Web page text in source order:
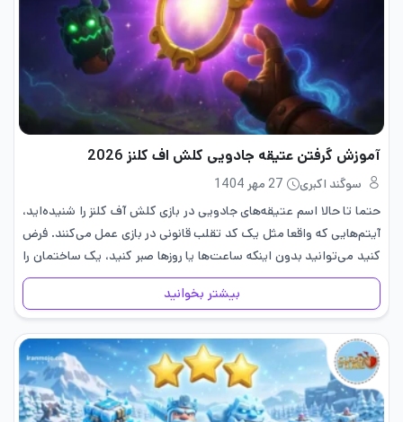
آموزش گرفتن عتیقه جادویی کلش اف کلنز 2026
سوگند اکبری
27 مهر 1404
حتما تا حالا اسم عتیقه‌های جادویی در بازی کلش آف کلنز را شنیده‌اید،
آیتم‌هایی که واقعا مثل یک کد تقلب قانونی در بازی عمل می‌کنند. فرض
کنید می‌توانید بدون اینکه ساعت‌ها یا روزها صبر کنید، یک ساختمان را
فورا تکمیل…
بیشتر بخوانید